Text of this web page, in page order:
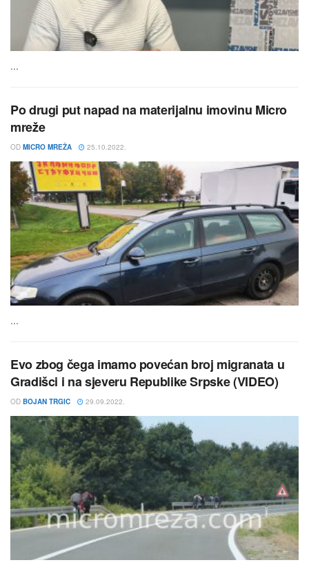
...
Po drugi put napad na materijalnu imovinu Micro
mreže
OD MICRO MREŽA 25.10.2022.
...
Evo zbog čega imamo povećan broj migranata u
Gradišci i na sjeveru Republike Srpske (VIDEO)
OD BOJAN TRGIC 29.09.2022.